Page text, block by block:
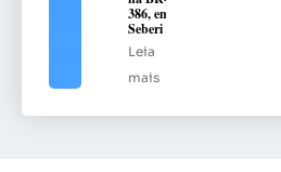
386, em
Seberi
Leia
mais